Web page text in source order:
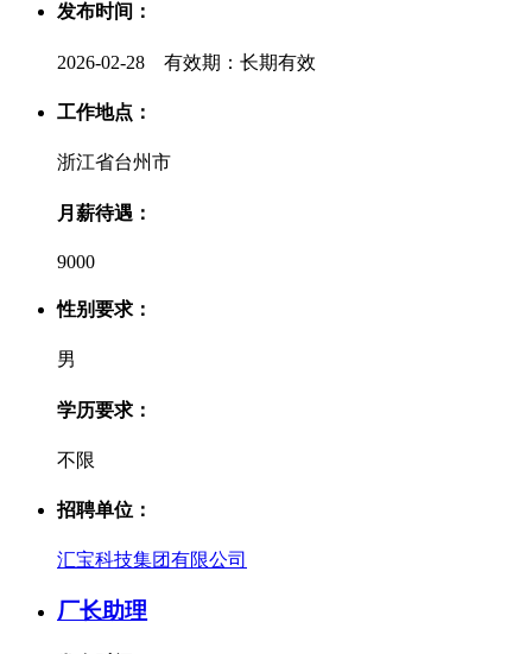
发布时间：
2026-02-28 有效期：长期有效
工作地点：
浙江省台州市
月薪待遇：
9000
性别要求：
男
学历要求：
不限
招聘单位：
汇宝科技集团有限公司
厂长助理